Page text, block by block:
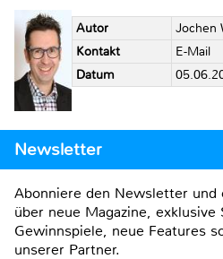
Autor
Jochen
Kontakt
E-Mail
Datum
Newsletter
Abonniere den Newsletter und
über neue Magazine, exklusive
Gewinnspiele, neue Features
unserer Partner.